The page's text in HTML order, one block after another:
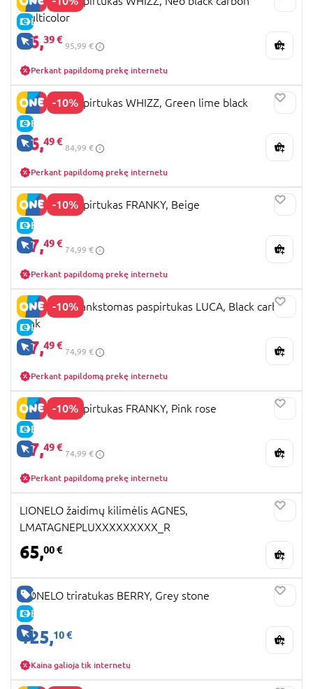
E-KAINA
TIK INTERNETU
multicolor
86,39 €
95,99 €
Perkant papildomą prekę internetu
-10%
E-KAINA
TIK INTERNETU
LIONELO paspirtukas WHIZZ, Green lime black
76,49 €
84,99 €
Perkant papildomą prekę internetu
-10%
E-KAINA
TIK INTERNETU
LIONELO paspirtukas FRANKY, Beige
67,49 €
74,99 €
Perkant papildomą prekę internetu
-10%
E-KAINA
TIK INTERNETU
LIONELO sulankstomas paspirtukas LUCA, Black carbon
pink
67,49 €
74,99 €
Perkant papildomą prekę internetu
-10%
E-KAINA
TIK INTERNETU
LIONELO paspirtukas FRANKY, Pink rose
67,49 €
74,99 €
Perkant papildomą prekę internetu
LIONELO žaidimų kilimėlis AGNES,
LMATAGNEPLUXXXXXXXXX_R
65,00 €
GERA KAINA
E-KAINA
TIK INTERNETU
LIONELO triratukas BERRY, Grey stone
125,10 €
Kaina galioja tik internetu